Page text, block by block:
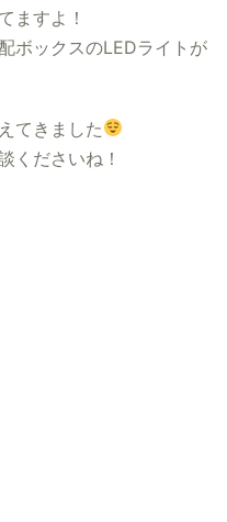
ますよ！
ボックスのLEDライトが
てきました
くださいね！